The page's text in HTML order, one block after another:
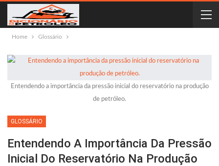
Home Glossário
Entendendo a importância da pressão inicial do reservatório na produção
de petróleo.
GLOSSÁRIO
Entendendo A Importância Da Pressão
Inicial Do Reservatório Na Produção